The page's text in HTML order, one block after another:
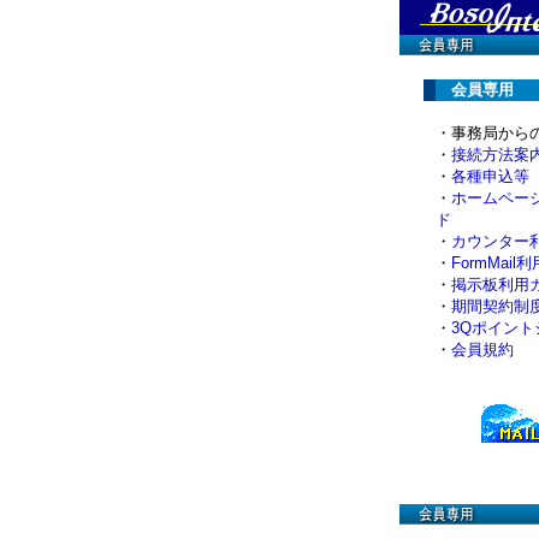
会員専用
・事務局から
・ 接続方法案
・ 各種申込等
・ ホームペー
ド
・ カウンター
・ FormMail利
・ 掲示板利用
・ 期間契約制
・ 3Qポイント
・ 会員規約